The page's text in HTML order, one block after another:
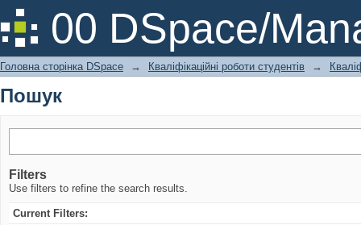
00 DSpace/
Пошук
Головна сторінка DSpace → Кваліфікаційні роботи студентів →
Пошук
Filters
Use filters to refine the search results.
Current Filters: